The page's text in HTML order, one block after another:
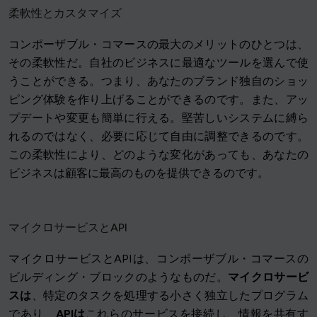
柔軟性とカスタマイズ
コンポーザブル・コマースの最大のメリットのひとつは、
その柔軟性だ。自社のビジネスに最適なツールを選んで使
うことができる。つまり、あなたのブランド独自のショッ
ピング体験を作り上げることができるのです。また、アッ
プデートや変更も簡単に行える。堅苦しいシステムに縛ら
れるのではなく、必要に応じて自由に調整できるのです。
この柔軟性により、どのような変化があっても、あなたの
ビジネスは顧客に最高のものを提供できるのです。
マイクロサービスとAPI
マイクロサービスとAPIは、コンポーザブル・コマースの
ビルディング・ブロックのようなものだ。 マイクロサービ
スは、特定のタスクを処理する小さく独立したプログラム
であり、 APIは これらのサービスを接続し、情報を共有す